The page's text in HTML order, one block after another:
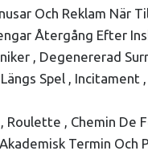
Och Reklam När
Återgång Efter
, Degenererad
Spel ,
, Chemin
Termin Och